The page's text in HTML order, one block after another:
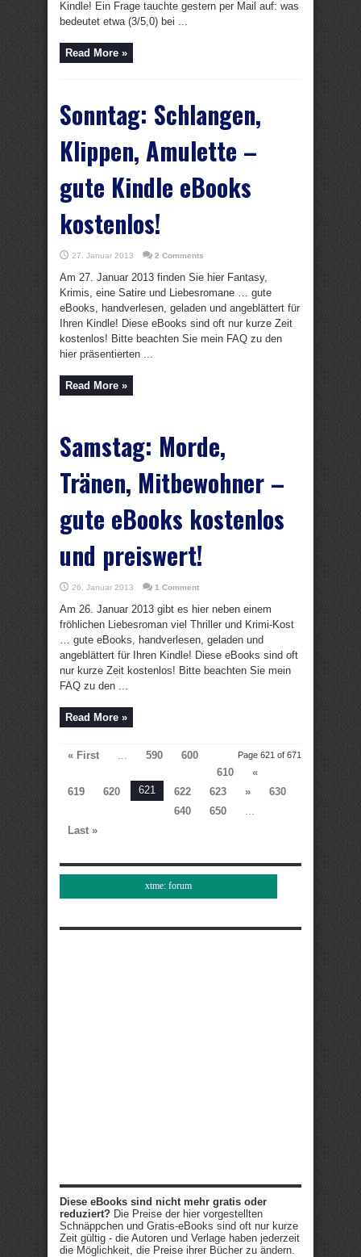
Kindle! Ein Frage tauchte gestern per Mail auf: was
bedeutet etwa (3/5,0) bei ...
Read More »
Sonntag: Schlangen,
Klippen, Amulette –
gute Kindle eBooks
kostenlos!
27. Januar 2013 2 Comments
Am 27. Januar 2013 finden Sie hier Fantasy,
Krimis, eine Satire und Liebesromane … gute
eBooks, handverlesen, geladen und angeblättert für
Ihren Kindle! Diese eBooks sind oft nur kurze Zeit
kostenlos! Bitte beachten Sie mein FAQ zu den
hier präsentierten ...
Read More »
Samstag: Morde,
Tränen, Mitbewohner –
gute eBooks kostenlos
und preiswert!
26. Januar 2013 1 Comment
Am 26. Januar 2013 gibt es hier neben einem
fröhlichen Liebesroman viel Thriller und Krimi-Kost
… gute eBooks, handverlesen, geladen und
angeblättert für Ihren Kindle! Diese eBooks sind oft
nur kurze Zeit kostenlos! Bitte beachten Sie mein
FAQ zu den ...
Read More »
Page 621 of 671
« First ... 590
600
610
«
619
620 621 622 623 »
630
640
650
...
Last »
xtme: forum
Diese eBooks sind nicht mehr gratis oder
reduziert? Die Preise der hier vorgestellten
Schnäppchen und Gratis-eBooks sind oft nur kurze
Zeit gültig - die Autoren und Verlage haben jederzeit
die Möglichkeit, die Preise ihrer Bücher zu ändern.